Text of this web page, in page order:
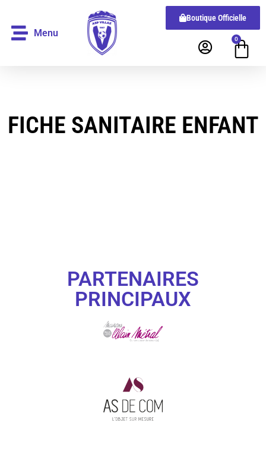
Menu
Boutique Officielle
0
FICHE SANITAIRE ENFANT
PARTENAIRES
PRINCIPAUX